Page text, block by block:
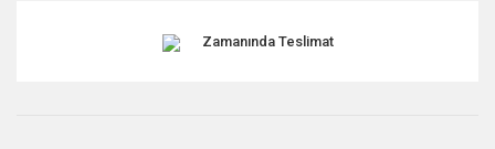
Zamanında Teslimat